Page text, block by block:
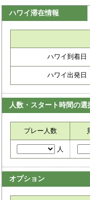
ハワイ滞在情報
ハワイ到着日
ハワイ出発日
人数・スタート時間の選
プレー人数
人
オプション